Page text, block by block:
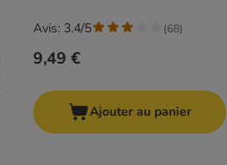
9,49 €
Avis: 3.4/5 (68)
Ajouter au panier